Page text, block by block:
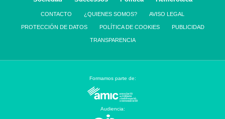
CONTACTO ¿QUIENES SOMOS? AVISO LEGAL
PROTECCIÓN DE DATOS POLÍTICA DE COOKIES PUBLICIDAD
TRANSPARENCIA
Formamos parte de:
Audiencia: